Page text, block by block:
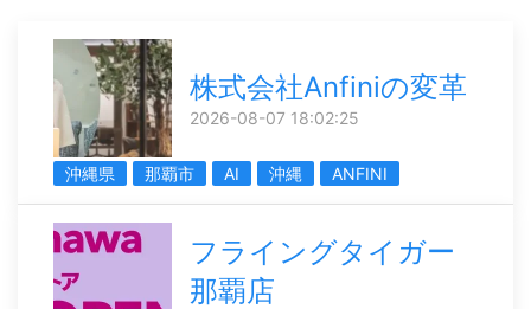
株式会社Anfiniの変革
2026-08-07 18:02:25
沖縄県 那覇市 AI 沖縄 ANFINI
フライングタイガー
那覇店